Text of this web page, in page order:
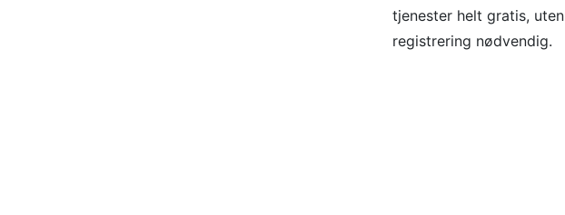
tjenester helt gratis, uten
registrering nødvendig.